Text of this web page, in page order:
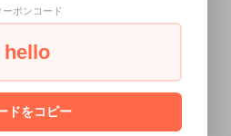
ーポンコード
hello
ドをコピー